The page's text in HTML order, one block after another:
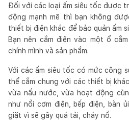
Đối với các loại ấm siêu tốc được
động mạnh mẽ thì bạn không
thiết bị điện khác để bảo quản ấm
Bạn nên cắm điện vào một ổ
chính mình và sản phẩm.
Với các ấm siêu tốc có mức công
thể cắm chung với các thiết bị
vừa nấu nước, vừa hoạt động
như nồi cơm điện, bếp điện, bàn
giặt vì sẽ gây quá tải, cháy nổ.